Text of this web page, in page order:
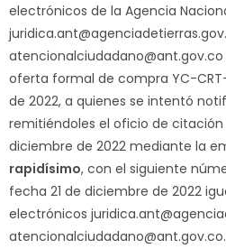
electrónicos de la Agencia
atencionalciudadano@ant.gov.co
oferta formal de compra YC-
de 2022, a quienes se intentó
remitiéndoles el oficio de citación
diciembre de 2022 mediante la
rapidísimo, con el siguiente
fecha 21 de diciembre de 2022
electrónicos
atencionalciudadano@ant.gov.co.